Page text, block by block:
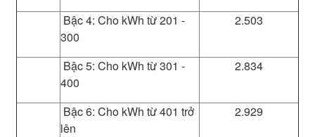
Bậc 4: Cho kWh từ 201 -
300
2.503
Bậc 5: Cho kWh từ 301 -
400
2.834
Bậc 6: Cho kWh từ 401 trở
lên
2.929